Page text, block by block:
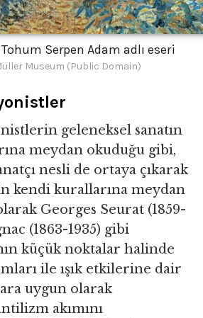
Serpen Adam adlı eseri
Museum (Public Domain)
geleneksel sanatın
meydan okuduğu gibi,
nesli de ortaya çıkarak
kendi kurallarına meydan
Georges Seurat (1859-
(1863-1935) gibi
küçük noktalar halinde
ile ışık etkilerine dair
uygun olarak
akımını